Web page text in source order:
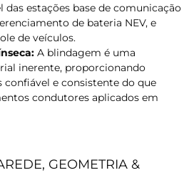
das estações base de comunicação
de bateria NEV, e
de veículos.
A blindagem é uma
inerente, proporcionando
confiável e consistente do que
condutores aplicados em
GEOMETRIA &